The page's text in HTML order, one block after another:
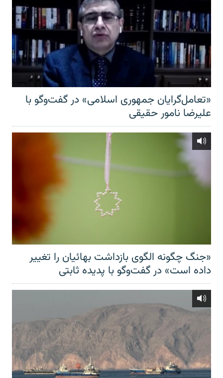
«تعامل‌گرایان جمهوری اسلامی» در گفت‌وگو با
علیرضا نامور حقیقی
«جنگ چگونه الگوی بازداشت بهائیان را تغییر
داده است» در گفت‌وگو با پدیده ثابتی